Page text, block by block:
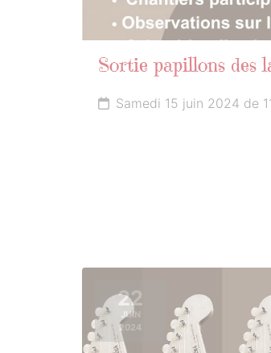
Sortie papillons des
Samedi 15 juin 2024 de
22
JUIN
2024